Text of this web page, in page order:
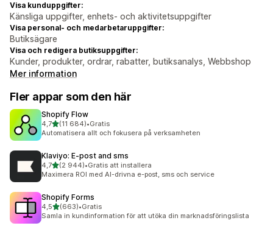
Visa kunduppgifter:
Känsliga uppgifter, enhets- och aktivitetsuppgifter
Visa personal- och medarbetaruppgifter:
Butiksägare
Visa och redigera butiksuppgifter:
Kunder, produkter, ordrar, rabatter, butiksanalys, Webbshop
Mer information
Fler appar som den här
Shopify Flow
4,7av 5 stjärnor
(11 684)
11684 recensioner totalt
•Gratis
Automatisera allt och fokusera på verksamheten
Klaviyo: E‑post and sms
4,7av 5 stjärnor
(2 944)
2944 recensioner totalt
•Gratis att installera
Maximera ROI med AI-drivna e-post, sms och service
Shopify Forms
4,5av 5 stjärnor
(663)
663 recensioner totalt
•Gratis
Samla in kundinformation för att utöka din marknadsföringslista